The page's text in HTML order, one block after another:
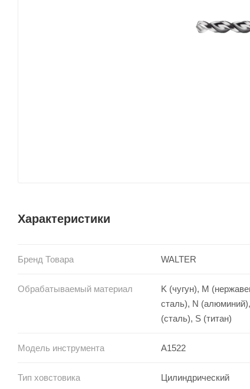
Характеристики
Бренд Товара WALTER
Обрабатываемый материал
K (чугун), M
сталь), N
(сталь), S (титан)
Модель инструмента A1522
Тип ховстовика Цилиндрический